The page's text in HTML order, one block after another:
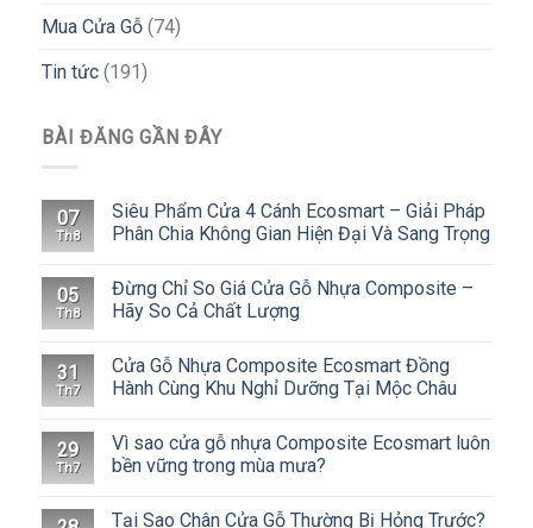
Mua Cửa Gỗ (74)
Tin tức (191)
BÀI ĐĂNG GẦN ĐÂY
07
Th8
Siêu Phẩm Cửa 4 Cánh Ecosmart – Giải Pháp
Phân Chia Không Gian Hiện Đại Và Sang Trọng
05
Th8
Đừng Chỉ So Giá Cửa Gỗ Nhựa Composite –
Hãy So Cả Chất Lượng
31
Th7
Cửa Gỗ Nhựa Composite Ecosmart Đồng
Hành Cùng Khu Nghỉ Dưỡng Tại Mộc Châu
29
Th7
Vì sao cửa gỗ nhựa Composite Ecosmart luôn
bền vững trong mùa mưa?
Tại Sao Chân Cửa Gỗ Thường Bị Hỏng Trước?